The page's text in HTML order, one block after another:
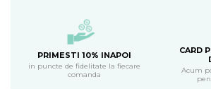
PRIMESTI 10% INAPOI
in puncte de fidelitate la fiecare
comanda
CARD
Acum